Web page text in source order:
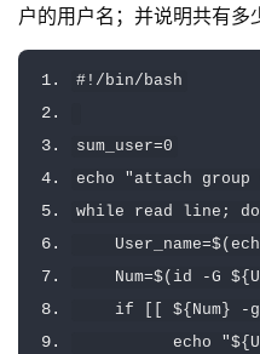
户的用户名；并说明共有多
#!/bin/bash
sum_user=0
echo
"attach
while read line ;
do
User_name=$(
Num=$( id -G ${
if
${ Num } -
          echo